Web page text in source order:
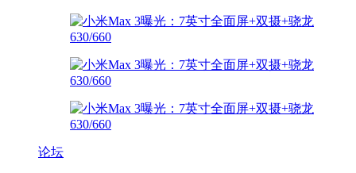
论坛